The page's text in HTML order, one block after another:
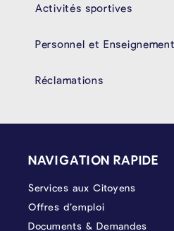
Activités sportives
Personnel et Enseignement
Réclamations
NAVIGATION RAPIDE
Services aux Citoyens
Offres d’emploi
Documents & Demandes